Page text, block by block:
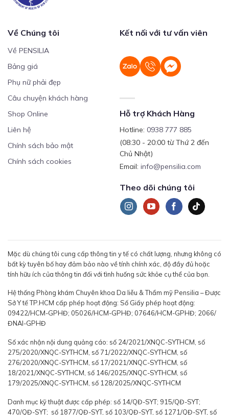
Về Chúng tôi
Về PENSILIA
Bảng giá
Phụ nữ phải đẹp
Câu chuyện khách hàng
Shop Online
Liên hệ
Chính sách bảo mật
Chính sách cookies
Kết nối với tư vấn viên
Hỗ trợ Khách Hàng
Hotline: 0938 777 885
(08:30 - 20:00 từ Thứ 2 đến
Chủ Nhật)
Email: info@pensilia.com
Theo dõi chúng tôi
Mặc dù chúng tôi cung cấp thông tin y tế có chất lượng, nhưng không có
bất kỳ tuyên bố hay đảm bảo nào về tính chính xác, độ đầy đủ hoặc
tính hữu ích của thông tin đối với tình huống sức khỏe cụ thể của bạn.
Hệ thống Phòng khám Chuyên khoa Da liễu & Thẩm mỹ Pensilia – Được
Sở Y tế TP.HCM cấp phép hoạt động: Số Giấy phép hoạt động:
09422/HCM-GPHĐ; 05026/HCM-GPHĐ; 07646/HCM-GPHĐ; 2066/
ĐNAI-GPHĐ
Số xác nhận nội dung quảng cáo: số 24/2021/XNQC-SYTHCM, số
275/2020/XNQC-SYTHCM, số 71/2022/XNQC-SYTHCM, số
276/2020/XNQC-SYTHCM, số 17/2021/XNQC-SYTHCM, số
18/2021/XNQC-SYTHCM, số 146/2025/XNQC-SYTHCM, số
179/2025/XNQC-SYTHCM, số 128/2025/XNQC-SYTHCM
Danh mục kỹ thuật được cấp phép: số 14/QĐ-SYT; 915/QĐ-SYT;
470/QĐ-SYT; số 1877/QĐ-SYT, số 103/QĐ-SYT, số 1271/QĐ-SYT, số